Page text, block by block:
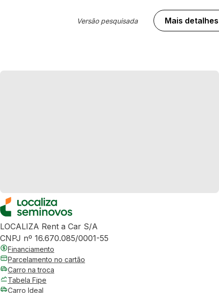
Versão pesquisada Mais detalhes
LOCALIZA Rent a Car S/A
CNPJ nº 16.670.085/0001-55
Financiamento
Parcelamento no cartão
Carro na troca
Tabela Fipe
Carro Ideal